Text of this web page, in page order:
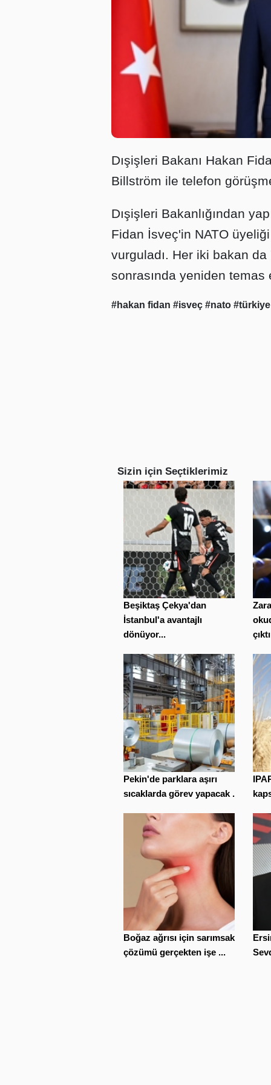
Dışişleri Bakanı Hakan
Billström ile telefon
Dışişleri Bakanlığından
Fidan İsveç'in NATO
vurguladı. Her iki bakan
sonrasında yeniden
#hakan fidan #isveç #nato #türkiye
Sizin için Seçtiklerimiz
Beşiktaş Çekya'dan
İstanbul'a avantajlı
dönüyor...
Pekin'de parklara aşırı
sıcaklarda görev yapacak ...
Boğaz ağrısı için sarımsak
çözümü gerçekten işe ...